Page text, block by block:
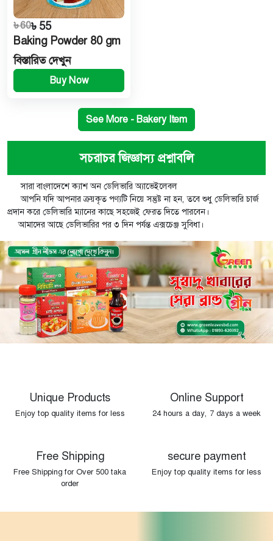
৳ 60৳ 55
Baking Powder 80 gm
বিস্তারিত দেখুন
Buy Now
See More - Bakery Item
সচরাচর জিজ্ঞাস্য প্রশ্নাবলি
সারা বাংলাদেশে ক্যাশ অন ডেলিভারি অ্যাভেইলেবল
আপনি যদি আপনার ক্রয়কৃত পণ্যটি নিয়ে সন্তুষ্ট না হন, তবে শুধু ডেলিভারি চার্জ
প্রদান করে ডেলিভারি ম্যানের কাছে সহজেই ফেরত দিতে পারবেন।
আমাদের আছে ডেলিভারির পর ৩ দিন পর্যন্ত এক্সচেঞ্জ সুবিধা।
Unique Products
Enjoy top quality items for less
Online Support
24 hours a day, 7 days a week
Free Shipping
Free Shipping for Over 500 taka
order
secure payment
Enjoy top quality items for less